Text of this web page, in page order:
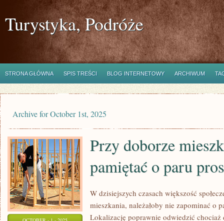
Turystyka, Podróże
STRONA GŁÓWNA SPIS TREŚCI BLOG INTERNETOWY ARCHIWUM
Archive for October 1st, 2025
Przy doborze
pamiętać o paru
W dzisiejszych czasach większość
mieszkania, należałoby nie zapominać o
Lokalizację poprawnie odwiedzić